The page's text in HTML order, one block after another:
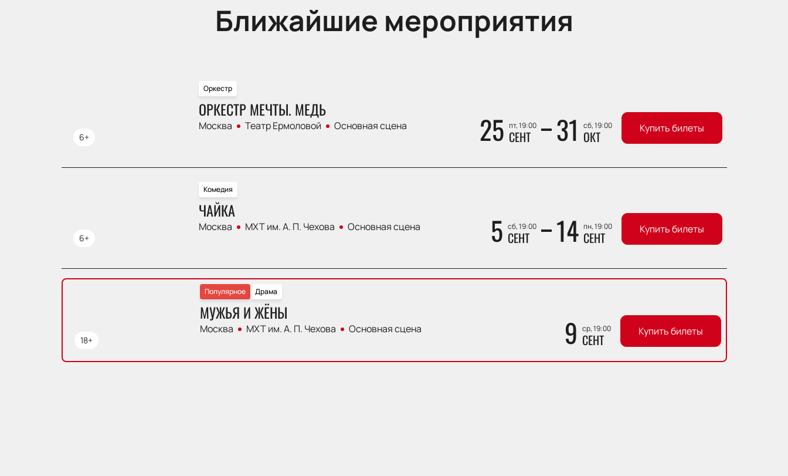
Ближайшие мероприятия
6+
Оркестр
ОРКЕСТР МЕЧТЫ. МЕДЬ
Москва Театр Ермоловой Основная сцена 25 пт, 19:00
СЕНТ 31 сб, 19:00
ОКТ Купить билеты
6+
Комедия
ЧАЙКА
Москва МХТ им. А. П. Чехова Основная сцена 5 сб, 19:00
СЕНТ 14 пн, 19:00
СЕНТ Купить билеты
18+
Драма
Популярное
МУЖЬЯ И ЖЁНЫ
Москва МХТ им. А. П. Чехова Основная сцена 9 ср, 19:00
СЕНТ Купить билеты